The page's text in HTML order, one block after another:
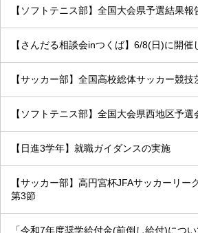
【ソフトテニス部】全国大会県予選結果報
【さんだる相談会inつくば】6/8(日)に開催
【サッカー部】全国高校総体サッカー競
【ソフトテニス部】全国大会県西地区予選
【日進3学年】就職ガイダンスの実施
【サッカー部】高円宮杯JFAサッカーリー
第3節
「令和7年度奨学給付金(前倒し給付)につ